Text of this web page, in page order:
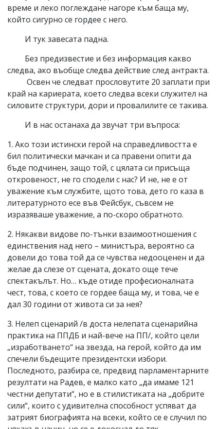
време и леко поглеждане нагоре към баща му,
който сигурно се гордее с него.
И тук завесата падна.
Без предизвестие и без информация какво
следва, ако въобще следва действие след антракта.
Освен че следват прословутите 20 заплати при
край на кариерата, което следва всеки служител на
силовите структури, дори и провалилите се такива.
И в нас останаха да звучат три въпроса:
1. Ако този истински герой на справедливостта е
бил политически мачкан и са правени опити да
бъде подчинен, защо той, с цялата си присъща
откровеност, не го сподели с нас? И не, не е от
уважение към службите, щото това, дето го каза в
литературното есе във Фейсбук, съвсем не
изразяваше уважение, а по-скоро обратното.
2. Някакви видове по-тънки взаимоотношения с
единствения над него – министъра, вероятно са
довели до това той да се чувства недооценен и да
желае да слезе от сцената, докато още тече
спектакълът. Но… къде отиде професионалната
чест, това, с което се гордее баща му, и това, че е
дал 30 години от живота си за нея?
3. Нелеп сценарий /в доста нелепата сценарийна
практика на ППДБ и най-вече на ПП/, който цели
„изработването“ на звезда, на герой, който да им
спечели бъдещите президентски избори.
Последното, разбира се, предвид парламентарните
резултати на Радев, е малко като „да имаме 121
честни депутати“, но е в стилистиката на „добрите
сили“, които с удивителна способност успяват да
затрият биографията на всеки, който се е случил по